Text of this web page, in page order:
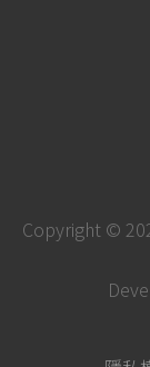
Copyright ©